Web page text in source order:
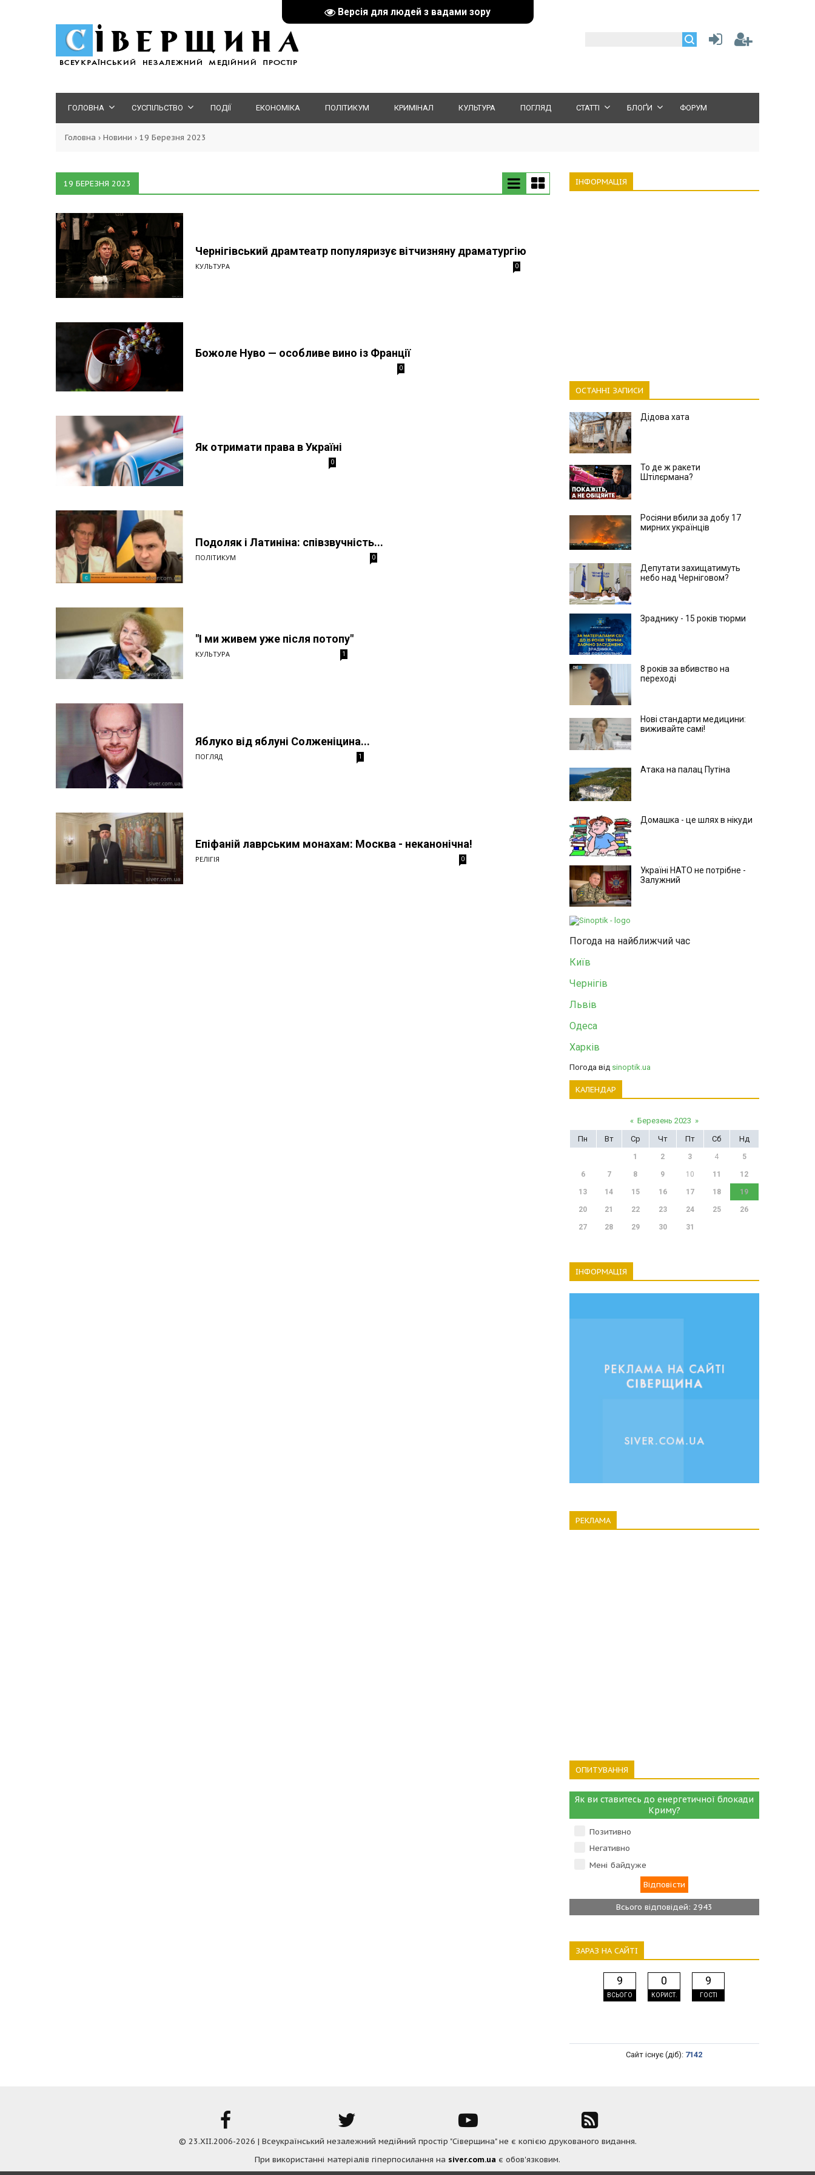
Версія для людей з вадами зору
ГОЛОВНА СУСПІЛЬСТВО ПОДІЇ ЕКОНОМІКА ПОЛІТИКУМ КРИМІНАЛ КУЛЬТУРА ПОГЛЯД СТАТТІ БЛОҐИ ФОРУМ
Головна › Новини › 19 Березня 2023
19 БЕРЕЗНЯ 2023
Чернігівський драмтеатр популяризує вітчизняну драматургію
КУЛЬТУРА 0
Божоле Нуво — особливе вино із Франції
0
Як отримати права в Україні
0
Подоляк і Латиніна: співзвучність...
ПОЛІТИКУМ 0
"І ми живем уже після потопу"
КУЛЬТУРА 1
Яблуко від яблуні Солженіцина...
ПОГЛЯД 1
Епіфаній лаврським монахам: Москва - неканонічна!
РЕЛІГІЯ 0
ІНФОРМАЦІЯ
ОСТАННІ ЗАПИСИ
Дідова хата
То де ж ракети
Штілєрмана?
Росіяни вбили за добу 17
мирних українців
Депутати захищатимуть
небо над Черніговом?
Зраднику - 15 років тюрми
8 років за вбивство на
переході
Нові стандарти медицини:
виживайте самі!
Атака на палац Путіна
Домашка - це шлях в нікуди
Україні НАТО не потрібне -
Залужний
Погода на найближчий час
Київ
Чернігів
Львів
Одеса
Харків
Погода від sinoptik.ua
КАЛЕНДАР
« Березень 2023 »
Пн
Вт Ср Чт Пт Сб Нд
1 2 3 4 5
6 7 8 9 10 11 12
13 14 15 16 17 18 19
20 21 22 23 24 25 26
27 28 29 30 31
ІНФОРМАЦІЯ
РЕКЛАМА
ОПИТУВАННЯ
Як ви ставитесь до енергетичної блокади
Криму?
Позитивно
Негативно
Мені байдуже
Всього відповідей: 2943
ЗАРАЗ НА САЙТІ
9
ВСЬОГО
0
КОРИСТ.
9
ГОСТІ
Сайт існує (діб): 7142
© 23.XII.2006-2026 | Всеукраїнський незалежний медійний простір "Сіверщина" не є копією друкованого видання.
При використанні матеріалів гіперпосилання на siver.com.ua є обов'язковим.